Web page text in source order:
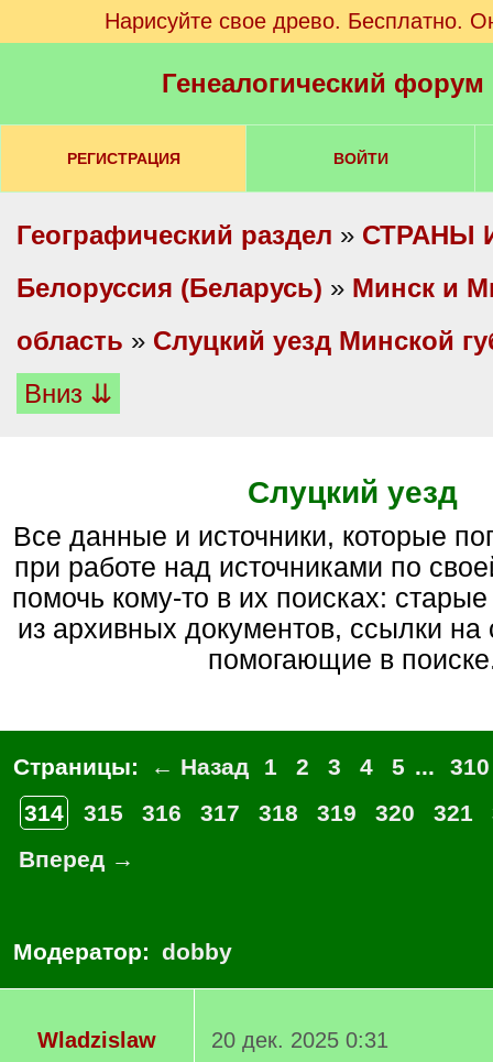
Нарисуйте свое древо. Бесплатно.
Генеалогический
РЕГИСТРАЦИЯ ВОЙТИ
Географический раздел » СТРАНЫ
Белоруссия (Беларусь) » Минск и
область » Слуцкий уезд Минской
Вниз ⇊
Слуцкий уезд
Все данные и источники, которые попались на глаза
при работе над источниками по
помочь кому-то в их поисках:
из архивных документов, ссылки на
помогающие в
Страницы: ← Назад 1 2 3 4 5 ...
310
314
315 316 317 318 319 320 321
Вперед →
Модератор: dobby
Wladzislaw 20 дек. 2025 0:31